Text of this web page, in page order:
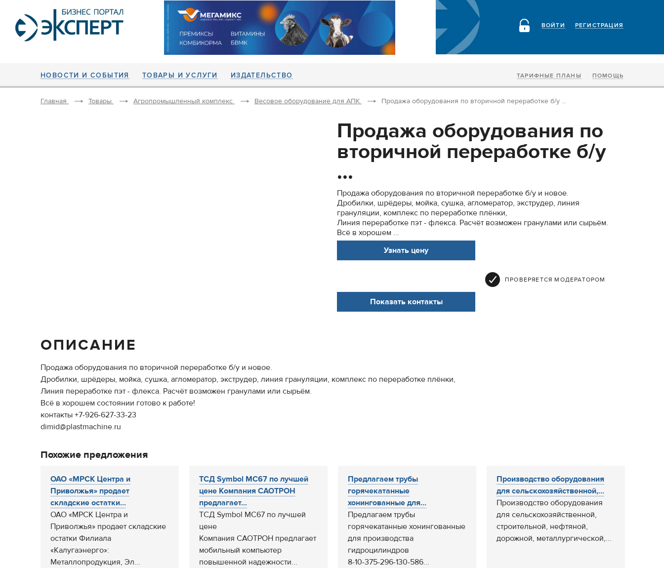
РЕГИСТРАЦИЯ
ВОЙТИ
НОВОСТИ И СОБЫТИЯ ТОВАРЫ И УСЛУГИ ИЗДАТЕЛЬСТВО ТАРИФНЫЕ ПЛАНЫ ПОМОЩЬ
Главная Товары Агропромышленный комплекс Весовое оборудование для АПК Продажа оборудования по вторичной переработке б/у ...
Продажа оборудования по
вторичной переработке б/у
...
Продажа оборудования по вторичной переработке б/у и новое.
Дробилки, шрёдеры, мойка, сушка, агломератор, экструдер, линия
грануляции, комплекс по переработке плёнки,
Линия переработке пэт - флекса. Расчёт возможен гранулами или сырьём.
Всё в хорошем ...
Узнать цену
ПРОВЕРЯЕТСЯ МОДЕРАТОРОМ
Показать контакты
ОПИСАНИЕ
Продажа оборудования по вторичной переработке б/у и новое.
Дробилки, шрёдеры, мойка, сушка, агломератор, экструдер, линия грануляции, комплекс по переработке плёнки,
Линия переработке пэт - флекса. Расчёт возможен гранулами или сырьём.
Всё в хорошем состоянии готово к работе!
контакты +7-926-627-33-23
dimid@plastmachine.ru
Похожие предложения
ОАО «МРСК Центра и
Приволжья» продает
складские остатки...
ОАО «МРСК Центра и
Приволжья» продает складские
остатки Филиала
«Калугаэнерго»:
Металлопродукция, Эл...
ТСД Symbol MC67 по лучшей
цене Компания САОТРОН
предлагает...
ТСД Symbol MC67 по лучшей
цене
Компания САОТРОН предлагает
мобильный компьютер
повышенной надежности...
Предлагаем трубы
горячекатанные
хонингованные для...
Предлагаем трубы
горячекатанные хонингованные
для производства
гидроцилиндров
8-10-375-296-130-586...
Производство оборудования
для сельскохозяйственной,...
Производство оборудования
для сельскохозяйственной,
строительной, нефтяной,
дорожной, металлургической,...